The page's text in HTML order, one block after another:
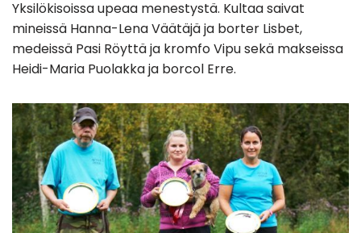
Yksilökisoissa upeaa menestystä. Kultaa saivat
mineissä Hanna-Lena Väätäjä ja borter Lisbet,
medeissä Pasi Röyttä ja kromfo Vipu sekä makseissa
Heidi-Maria Puolakka ja borcol Erre.